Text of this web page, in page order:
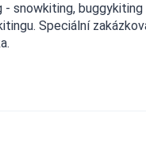
- snowkiting, buggykiting
Speciální